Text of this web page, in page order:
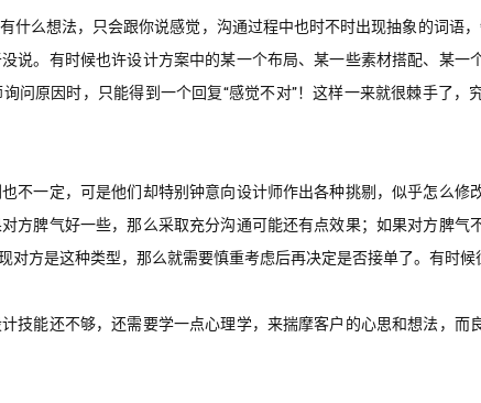
么想法，只会跟你说感觉，沟通过程中也时不时出现抽象的词语，
说。有时候也许设计方案中的某一个布局、某一些素材搭配、某一
问原因时，只能得到一个回复“感觉不对”！这样一来就很棘手了，
不一定，可是他们却特别钟意向设计师作出各种挑剔，似乎怎么修
方脾气好一些，那么采取充分沟通可能还有点效果；如果对方脾气
方是这种类型，那么就需要慎重考虑后再决定是否接单了。有时候
技能还不够，还需要学一点心理学，来揣摩客户的心思和想法，而